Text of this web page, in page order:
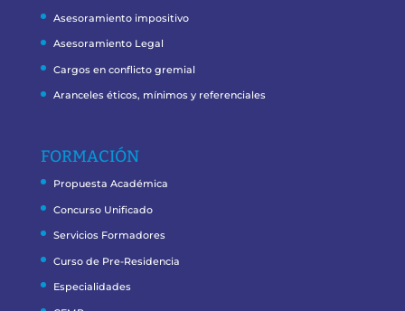
Asesoramiento impositivo
Asesoramiento Legal
Cargos en conflicto gremial
Aranceles éticos, mínimos y referenciales
FORMACIÓN
Propuesta Académica
Concurso Unificado
Servicios Formadores
Curso de Pre-Residencia
Especialidades